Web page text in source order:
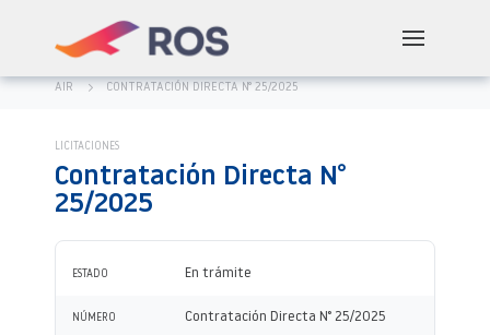
AIR CONTRATACIÓN DIRECTA N° 25/2025
LICITACIONES
Contratación Directa N°
25/2025
ESTADO En trámite
NÚMERO Contratación Directa N° 25/2025